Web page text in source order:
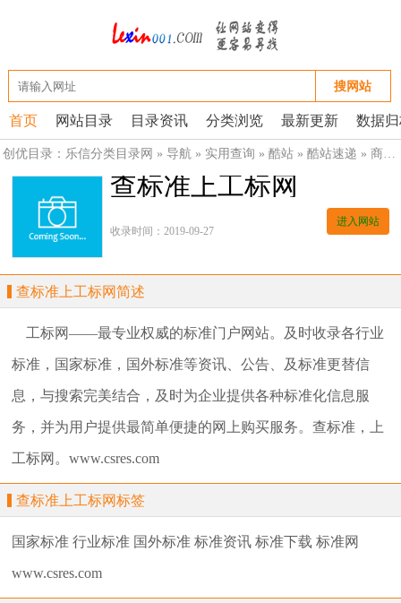
搜网站
首页 网站目录 目录资讯 分类浏览 最新更新 数据
创优目录： 乐信分类目录网 » 导航 » 实用查询 » 酷站 » 酷站速递 » 商业酷站
查标准上工标网
收录时间：2019-09-27
进入网站
查标准上工标网简述
工标网——最专业权威的标准门户网站。及时收录各行业
标准，国家标准，国外标准等资讯、公告、及标准更替信
息，与搜索完美结合，及时为企业提供各种标准化信息服
务，并为用户提供最简单便捷的网上购买服务。查标准，上
工标网。www.csres.com
查标准上工标网标签
国家标准 行业标准 国外标准 标准资讯 标准下载 标准网
www.csres.com